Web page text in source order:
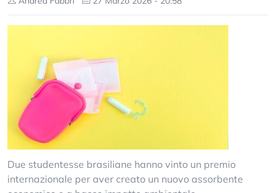
Due studentesse brasiliane hanno vinto un premio
internazionale per aver creato un nuovo assorbente